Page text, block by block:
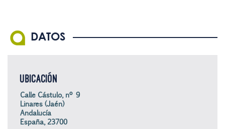
DATOS
UBICACIÓN
Calle Cástulo, nº 9
Linares (Jaén)
Andalucía
España, 23700